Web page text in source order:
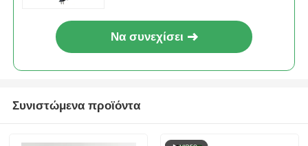
Να συνεχίσει
Συνιστώμενα προϊόντα